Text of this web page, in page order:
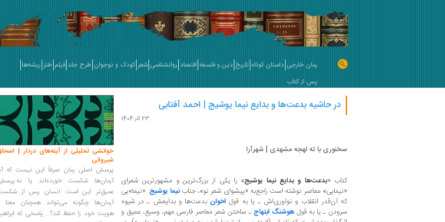
رمان خارجی داستان کوتاه تاریخ دین و فلسفه اقتصاد روانشناسی شعر کودک و نوجوان طرح جلد فیلم طنز ریشه‌ها
پس از کتاب
در حاشیه بدعت‌ها و بدایع نیما یوشیج | احمد آفتابی
23 آذر 1404
سخنوری با ته لهجه مشهدی | شهرآرا
کتاب «بدعت‌ها و بدایع نیما یوشیج» را یکی از بزرگ‌ترین و مشهورترین شعرای
«نیمایی» معاصر نوشته است راجع‌به «پیشوای شعر نو»، جنابنیما یوشیج. «نیما»یی
که آن‌قدر انقلاب و نوآوری‌اش ـ یا به قولاخوانبدعت‌ها و بدایعش ـ در شیوه
سرودن ـ یا به قول هوشنگ ابتهاج ـ ساختن شعر معاصر فارسی مهم، وسیع، عمیق و
خوانشی تحلیلی از آینه‌های دردار |
شیروانی
پرسش اصلی رمان صرفاً این نیست که
آرمان‌ها شکست خورده‌اند یا
عمیق‌تر این است: انسان پس از
آرمان‌ها چگونه می‌تواند همچنان معنا
هویت خود را حفظ کند؟... پاسخی که